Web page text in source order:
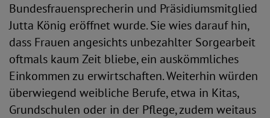
Bundesfrauensprecherin und Präsidiumsmitglied
Jutta König eröffnet wurde. Sie wies darauf hin,
dass Frauen angesichts unbezahlter Sorgearbeit
oftmals kaum Zeit bliebe, ein auskömmliches
Einkommen zu erwirtschaften. Weiterhin würden
überwiegend weibliche Berufe, etwa in Kitas,
Grundschulen oder in der Pflege, zudem weitaus